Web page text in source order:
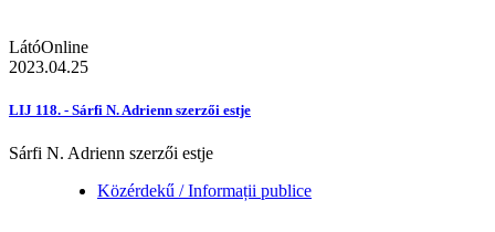
LátóOnline
2023.04.25
LIJ 118. - Sárfi N. Adrienn szerzői estje
Sárfi N. Adrienn szerzői estje
Közérdekű / Informații publice